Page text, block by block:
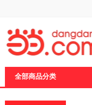
全部商品分类
页